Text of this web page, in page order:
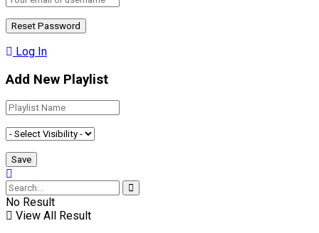
Log In
Add New Playlist
No Result
View All Result